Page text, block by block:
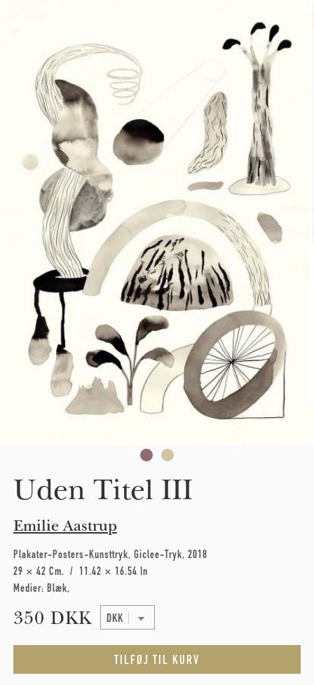
Uden Titel III
Emilie Aastrup
Plakater-Posters-Kunsttryk Giclee-Tryk 2018
29 × 42 Cm
11.42 × 16.54 In
Medier: Blæk
350 DKK